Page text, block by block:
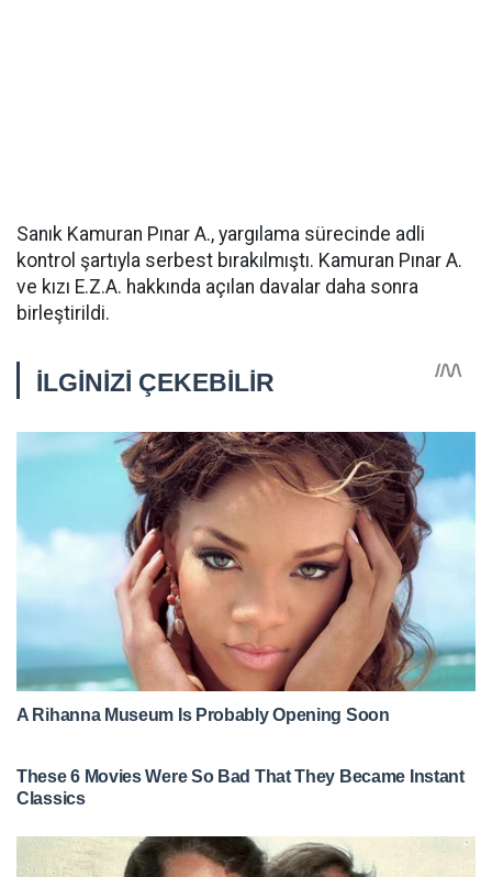
Sanık Kamuran Pınar A., yargılama sürecinde adli
kontrol şartıyla serbest bırakılmıştı. Kamuran Pınar A.
ve kızı E.Z.A. hakkında açılan davalar daha sonra
birleştirildi.